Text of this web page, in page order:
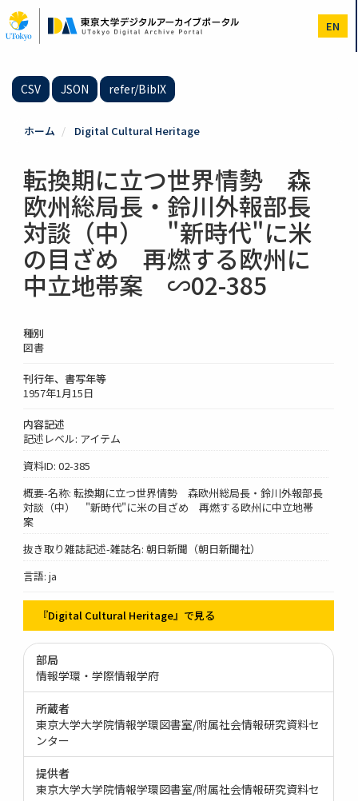
イ
ン
EN
CSV JSON refer/BibIX
ホーム Digital Cultural Heritage
転換期に立つ世界情勢 森
欧州総局長・鈴川外報部長
対談（中） "新時代"に米
の目ざめ 再燃する欧州に
中立地帯案 ∽02-385
種別
図書
刊行年、書写年等
1957年1月15日
内容記述
記述レベル: アイテム
資料ID: 02-385
概要-名称: 転換期に立つ世界情勢 森欧州総局長・鈴川外報部長
対談（中） "新時代"に米の目ざめ 再燃する欧州に中立地帯
案
抜き取り雑誌記述-雑誌名: 朝日新聞（朝日新聞社）
言語: ja
『Digital Cultural Heritage』で見る
部局
情報学環・学際情報学府
所蔵者
東京大学大学院情報学環図書室/附属社会情報研究資料セ
ンター
提供者
東京大学大学院情報学環図書室/附属社会情報研究資料セ